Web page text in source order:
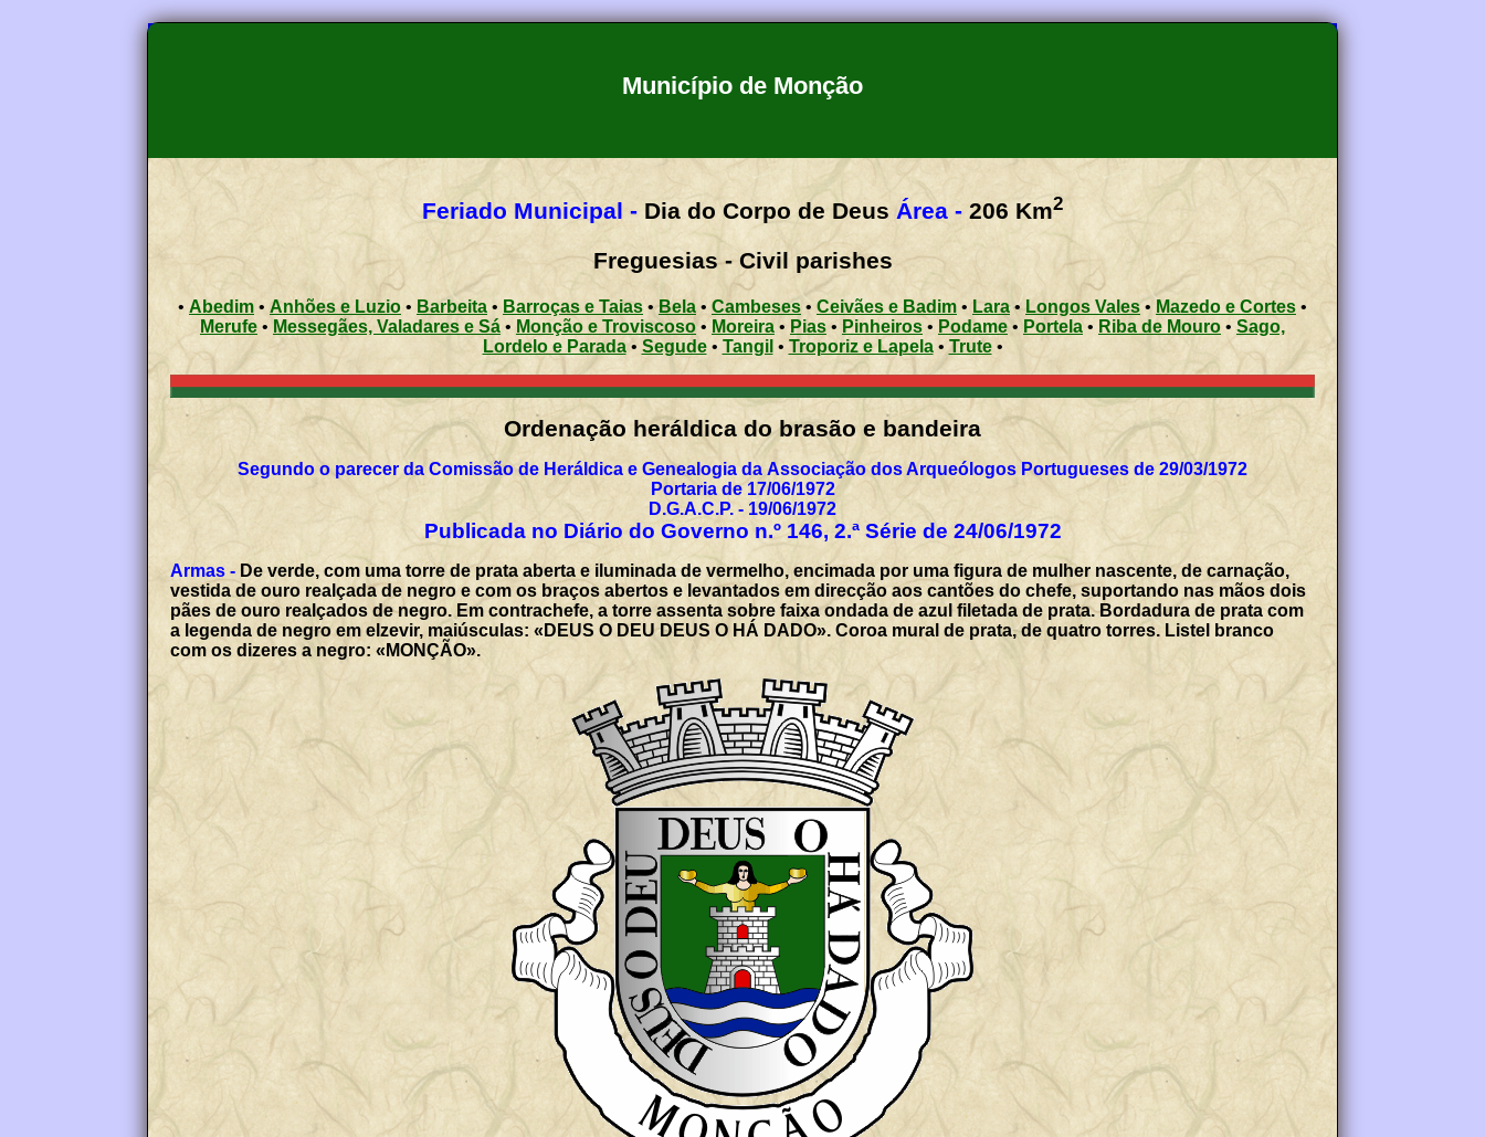
Município de Monção
Feriado Municipal - Dia do Corpo de Deus Área - 206 Km2
Freguesias - Civil parishes
• Abedim • Anhões e Luzio • Barbeita • Barroças e Taias •Bela • Cambeses • Ceivães e Badim • Lara• Longos Vales• Mazedo e Cortes •
Merufe • Messegães, Valadares e Sá • Monção e Troviscoso• Moreira • Pias • Pinheiros • Podame • Portela • Riba de Mouro • Sago,
Lordelo e Parada• Segude• Tangil • Troporiz e Lapela• Trute•
Ordenação heráldica do brasão e bandeira
Segundo o parecer da Comissão de Heráldica e Genealogia da Associação dos Arqueólogos Portugueses de 29/03/1972
Portaria de 17/06/1972
D.G.A.C.P. - 19/06/1972
Publicada no Diário do Governo n.º 146, 2.ª Série de 24/06/1972
Armas - De verde, com uma torre de prata aberta e iluminada de vermelho, encimada por uma figura de mulher nascente, de carnação,
vestida de ouro realçada de negro e com os braços abertos e levantados em direcção aos cantões do chefe, suportando nas mãos dois
pães de ouro realçados de negro. Em contrachefe, a torre assenta sobre faixa ondada de azul filetada de prata. Bordadura de prata com
a legenda de negro em elzevir, maiúsculas: «DEUS O DEU DEUS O HÁ DADO». Coroa mural de prata, de quatro torres. Listel branco
com os dizeres a negro: «MONÇÃO».